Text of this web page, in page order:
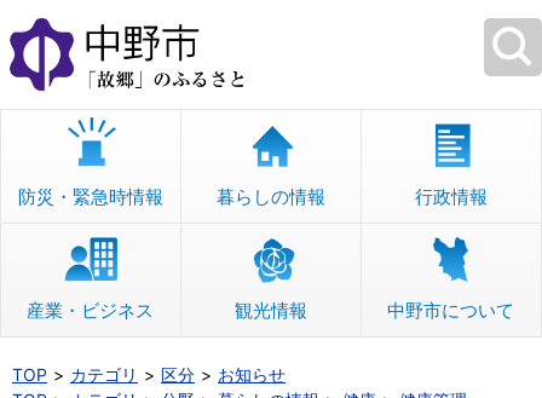
本
文
へ
移
防災・緊急時情報 暮らしの情報 行政情報
産業・ビジネス 観光情報 中野市について
TOP カテゴリ 区分
お知らせ